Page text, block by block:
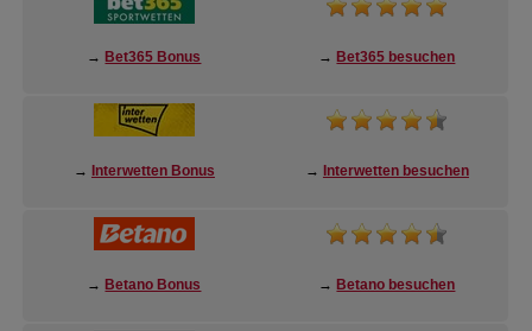
→ Bet365 Bonus → Bet365 besuchen
→ Interwetten Bonus → Interwetten besuchen
→ Betano Bonus → Betano besuchen